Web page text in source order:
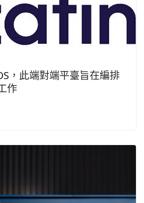
，此端對端平臺旨在編排
作